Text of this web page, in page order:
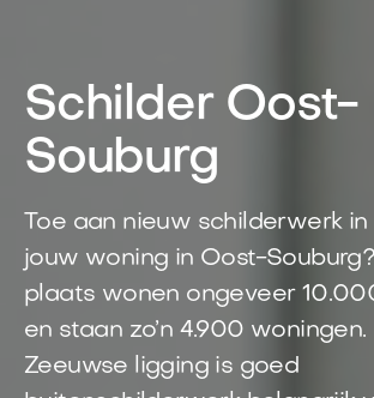
Schilder Oost-
Souburg
Toe aan nieuw schilderwerk
jouw woning in Oost-
plaats wonen ongeveer
en staan zo’n 4.900
Zeeuwse ligging is goed